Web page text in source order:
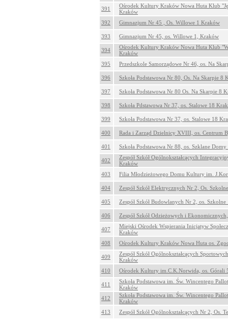
391
Ośrodek Kultury Kraków Nowa Huta Klub
Kraków
392
Gimnazjum Nr 45 , Os. Willowe 1 Kraków
393 Gimnazjum Nr 45, os. Willowe 1, Kraków
394
Ośrodek Kultury Kraków Nowa Huta Klub
Kraków
395
Przedszkole Samorządowe Nr 46, os. Na
396 Szkoła Podstawowa Nr 80, Os. Na Skarpie 8
397 Szkoła Podstawowa Nr 80 Os. Na Skarpie 8
398 Szkoła Pdstawowa Nr 37, os. Stalowe 18
399 Szkoła Podstawowa Nr 37, os. Stalowe 18
400 Rada i Zarząd Dzielnicy XVIII, os. Centrum
401 Szkoła Podstawowa Nr 88, os. Szklane
402
Zespół Szkół Ogólnokształcących
Kraków
403
Filia Młodzieżowego Domu Kultury im.
404 Zespół Szkół Elektrycznych Nr 2, Os.
405 Zespół Szkół Budowlanych Nr 2, os.
406 Zespół Szkół Odzieżowych i
407
Miejski Ośrodek Wspierania Inicjatyw
Kraków
408
Ośrodek Kultury Kraków Nowa Huta os.
409
Zespół Szkół Ogólnokształcących
Kraków
410
Ośrodek Kultury im.C.K.Norwida, os. Górali
411
Szkoła Podstawowa im. Św. Wincentego
Kraków
412
Szkoła Podstawowa im. Św. Wincentego
Kraków
413
Zespół Szkół Ogólnokształcących Nr 2, Os.